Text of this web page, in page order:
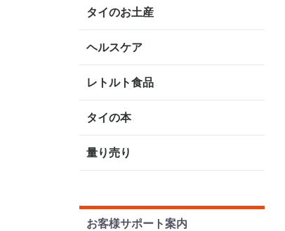
タイのお土産
ヘルスケア
レトルト食品
タイの本
量り売り
お客様サポート案内